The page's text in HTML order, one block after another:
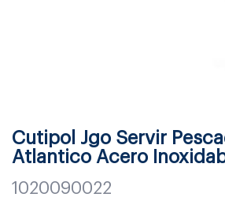
Cutipol Jgo Servir
Atlantico Acero
1020090022